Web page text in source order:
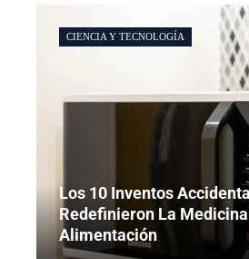
CIENCIA Y TECNOLOGÍA
Los 10 Inventos
Redefinieron La Medicina
Alimentación